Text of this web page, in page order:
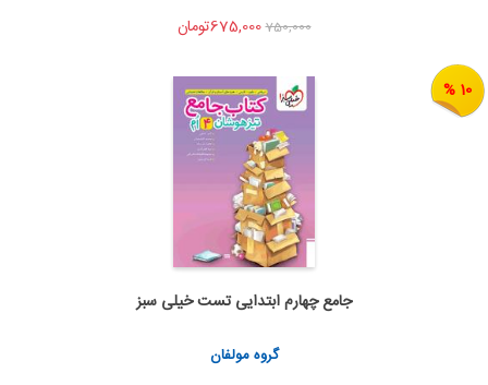
750,000675,000تومان
10 %
اضافه به سبد خرید
اشتراک گذاری
جامع چهارم ابتدایی تست خیلی سبز
گروه مولفان